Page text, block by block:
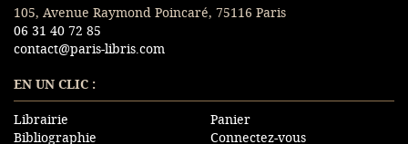
105, Avenue Raymond Poincaré, 75116 Paris
06 31 40 72 85
contact@paris-libris.com
EN UN CLIC :
Librairie
Bibliographie
Panier
Connectez-vous